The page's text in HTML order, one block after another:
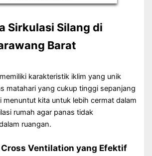
Sirkulasi Silang di
Barat
karakteristik iklim yang unik
matahari yang cukup tinggi sepanjang
menuntut kita untuk lebih cermat dalam
rumah agar panas tidak
ruangan.
Ventilation yang Efektif